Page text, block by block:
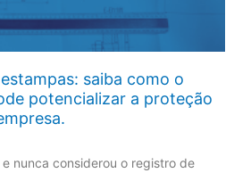
saiba como o
potencializar a proteção
nunca considerou o registro de